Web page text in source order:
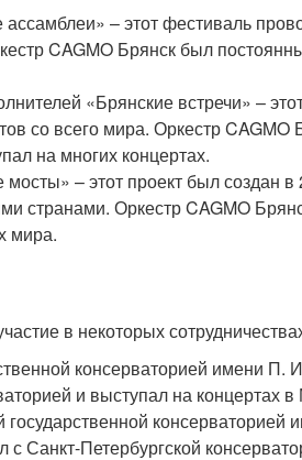
– этот фестиваль
CAGMO Брянск был
«Брянские встречи» –
со всего мира. Оркестр CAGMO
на многих концертах.
– этот проект был создан в
странами. Оркестр CAGMO
мира.
в некоторых
консерваторией имени П.
и выступал на концертах в
государственной
с Санкт-Петербургской